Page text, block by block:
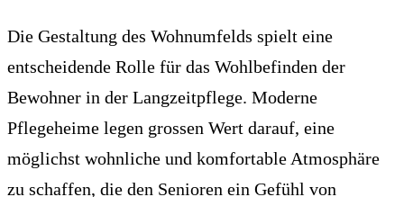
Die Gestaltung des Wohnumfelds spielt eine
entscheidende Rolle für das Wohlbefinden der
Bewohner in der Langzeitpflege. Moderne
Pflegeheime legen grossen Wert darauf, eine
möglichst wohnliche und komfortable Atmosphäre
zu schaffen, die den Senioren ein Gefühl von